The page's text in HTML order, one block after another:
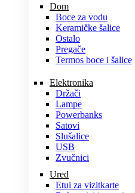
Dom
Boce za vodu
Keramičke šalice
Ostalo
Pregače
Termos boce i šalice
Elektronika
Držači
Lampe
Powerbanks
Satovi
Slušalice
USB
Zvučnici
Ured
Etui za vizitkarte